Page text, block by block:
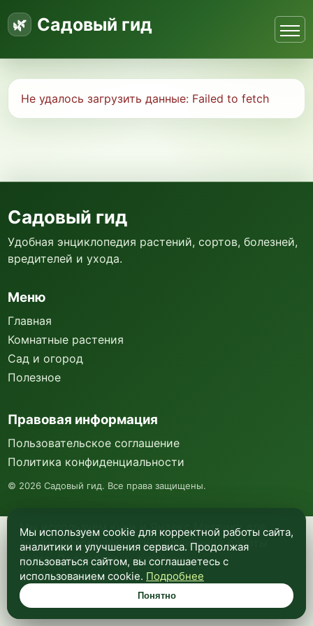
Садовый гид
Не удалось загрузить данные: Failed to fetch
Мы используем куки и Яндекс Метрику для
анализа посещаемости и улучшения работы
сайта. Подробнее —в политике
конфиденциальности.
Понятно
Садовый гид
Удобная энциклопедия растений, сортов, болезней,
вредителей и ухода.
Меню
Главная
Комнатные растения
Сад и огород
Полезное
Правовая информация
Пользовательское соглашение
Политика конфиденциальности
© 2026 Садовый гид. Все права защищены.
Мы используем cookie для корректной работы сайта,
аналитики и улучшения сервиса. Продолжая
пользоваться сайтом, вы соглашаетесь с
использованием cookie. Подробнее
Понятно